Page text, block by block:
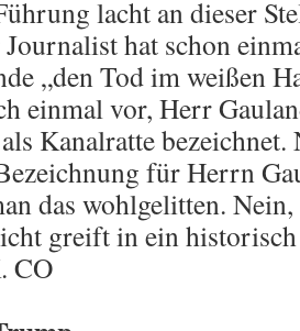
lacht an dieser
hat schon
„den Tod im weißen
einmal vor, Herr
Kanalratte bezeichnet.
für Herrn
das wohlgelitten.
greift in ein
CO